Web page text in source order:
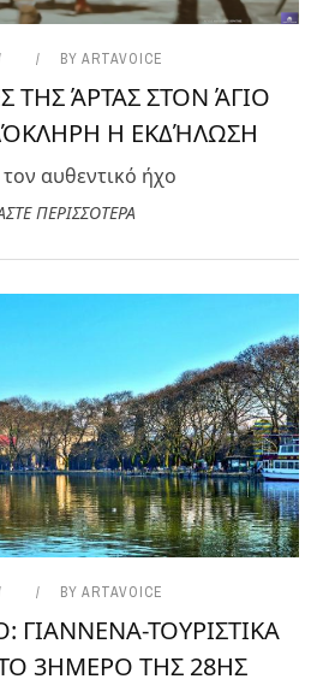
BY ARTAVOICE
ΤΗΣ ΆΡΤΑΣ ΣΤΟΝ ΆΓΙΟ
Η ΕΚΔΉΛΩΣΗ
αυθεντικό ήχο
ΠΕΡΙΣΣΟΤΕΡΑ
BY ARTAVOICE
ΓΙΑΝΝΕΝΑ-ΤΟΥΡΙΣΤΙΚΑ
3ΗΜΕΡΟ ΤΗΣ 28ΗΣ